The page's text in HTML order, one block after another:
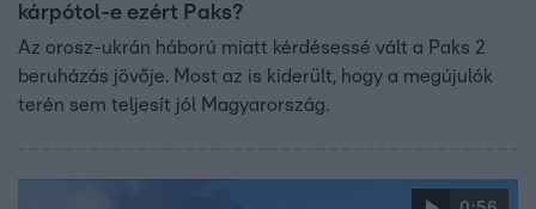
kárpótol-e ezért Paks?
Az orosz-ukrán háború miatt kérdésessé vált a Paks 2
beruházás jövője. Most az is kiderült, hogy a megújulók
terén sem teljesít jól Magyarország.